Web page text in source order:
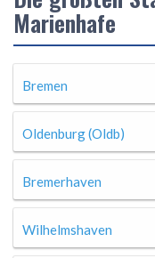
Marienhafe
Bremen
Oldenburg (Oldb)
Bremerhaven
Wilhelmshaven